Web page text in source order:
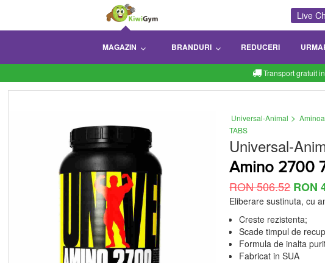
Live
MAGAZIN BRANDURI REDUCERI
Transport gratuit
Universal-Animal >
TABS
Universal-
Amino 2700
RON 506.52 RON
Eliberare sustinuta, cu
Creste rezistenta;
Scade timpul de
Formula de inalta
Fabricat in SUA